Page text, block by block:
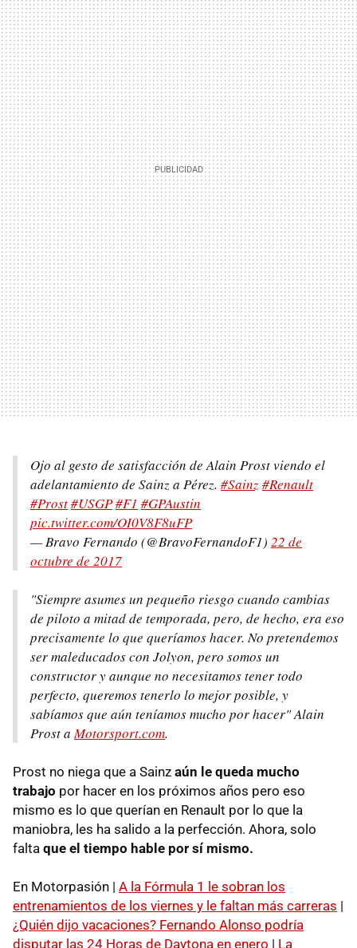
Ojo al gesto de satisfacción de Alain Prost viendo el
adelantamiento de Sainz a Pérez. #Sainz#Renault
#Prost#USGP#F1 #GPAustin
pic.twitter.com/OI0V8F8uFP
— Bravo Fernando (@BravoFernandoF1) 22 de
octubre de 2017
"Siempre asumes un pequeño riesgo cuando cambias
de piloto a mitad de temporada, pero, de hecho, era eso
precisamente lo que queríamos hacer. No pretendemos
ser maleducados con Jolyon, pero somos un
constructor y aunque no necesitamos tener todo
perfecto, queremos tenerlo lo mejor posible, y
sabíamos que aún teníamos mucho por hacer" Alain
Prost aMotorsport.com.
Prost no niega que a Sainz aún le queda mucho
trabajo por hacer en los próximos años pero eso
mismo es lo que querían en Renault por lo que la
maniobra, les ha salido a la perfección. Ahora, solo
falta que el tiempo hable por sí mismo.
En Motorpasión | A la Fórmula 1 le sobran los
entrenamientos de los viernes y le faltan más carreras |
¿Quién dijo vacaciones? Fernando Alonso podría
disputar las 24 Horas de Daytona en enero | La